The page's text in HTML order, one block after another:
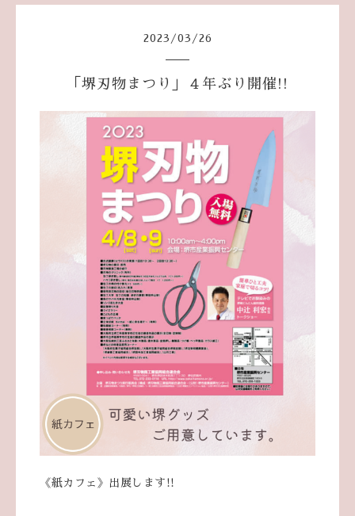
2023 /03 /26
「堺刃物まつり」４年ぶり開催!!
《紙カフェ》出展します!!